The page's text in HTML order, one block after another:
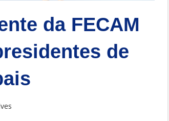
da FECAM
de